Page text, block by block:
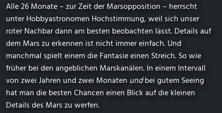
Alle 26 Monate – zur Zeit der Marsopposition – herrscht
unter Hobbyastronomen Hochstimmung, weil sich unser
roter Nachbar dann am besten beobachten lässt. Details auf
dem Mars zu erkennen ist nicht immer einfach. Und
manchmal spielt einem die Fantasie einen Streich. So wie
früher bei den angeblichen Marskanälen. In einem Intervall
von zwei Jahren und zwei Monaten undbei gutem Seeing
hat man die besten Chancen einen Blick auf die kleinen
Details des Mars zu werfen.